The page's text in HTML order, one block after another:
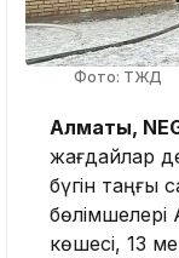
Фото: ТЖД
Алматы,
жағдайлар
бүгін таңғы
көшесі, 13